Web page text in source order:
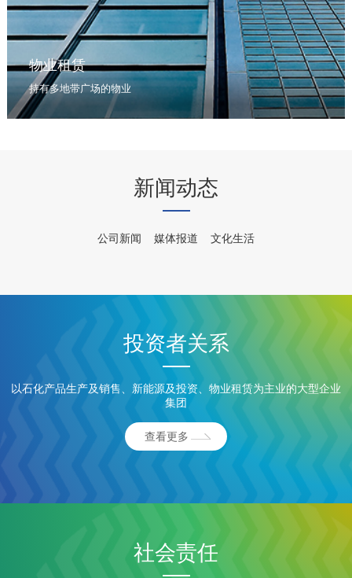
物业租赁
持有多地带广场的物业
新闻动态
公司新闻 媒体报道 文化生活
投资者关系
以石化产品生产及销售、新能源及投资、物业租赁为主业的大型企业
集团
查看更多
社会责任